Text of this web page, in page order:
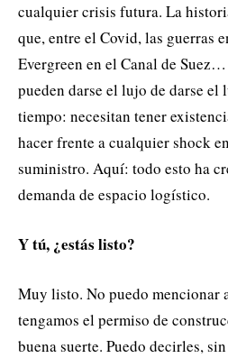
cualquier crisis futura. La
que, entre el Covid, las guerras
Evergreen en el Canal de
pueden darse el lujo de darse el
tiempo: necesitan tener
hacer frente a cualquier shock
suministro. Aquí: todo esto ha
demanda de espacio logístico.
Y tú, ¿estás listo?
Muy listo. No puedo mencionar
tengamos el permiso de
buena suerte. Puedo decirles,